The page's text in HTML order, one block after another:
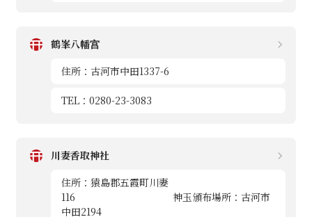
鶴峯八幡宫
住所：古河市中田1337-6
TEL：0280-23-3083
川妻香取神社
住所：猿島郡五霞町川妻
116 神玉頒布場所：古河市
中田2194